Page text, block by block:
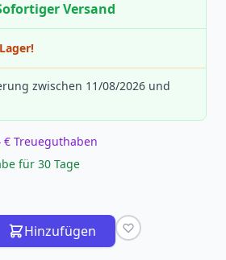
Versand
zwischen 11/08/2026 und
€ Treueguthaben
für 30 Tage
Hinzufügen